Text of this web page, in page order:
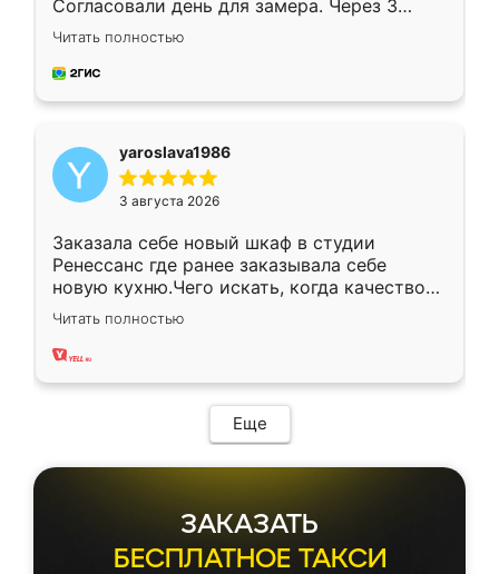
Согласовали день для замера. Через 3
недели кухня была уже готова. Остались
довольны работой. Спасибо Ренессанс
мебель за качественную работу!
Читать полностью
yaroslava1986
3 августа 2026
Заказала себе новый шкаф в студии
Ренессанс где ранее заказывала себе
новую кухню.Чего искать, когда качеством
вполне довольна. Служит кухня уже почти
два года, нареканий нет.
Читать полностью
Еще
ЗАКАЗАТЬ
БЕСПЛАТНОЕ ТАКСИ